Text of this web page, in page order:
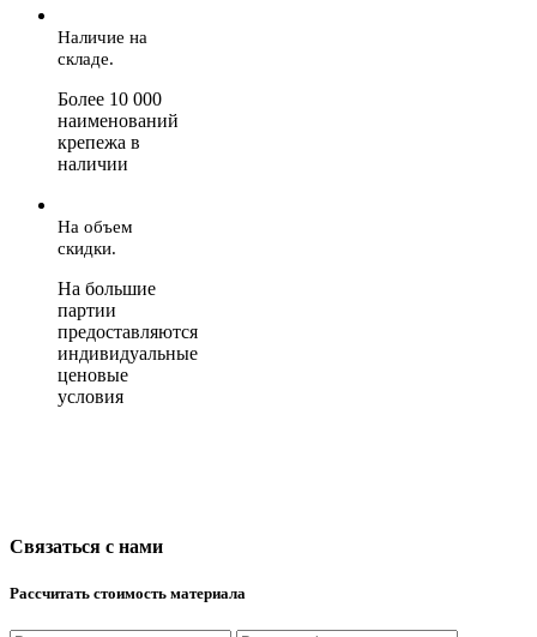
Наличие на
складе.
Более 10 000
наименований
крепежа в
наличии
На объем
скидки.
На большие
партии
предоставляются
индивидуальные
ценовые
условия
Связаться с нами
Рассчитать стоимость материала